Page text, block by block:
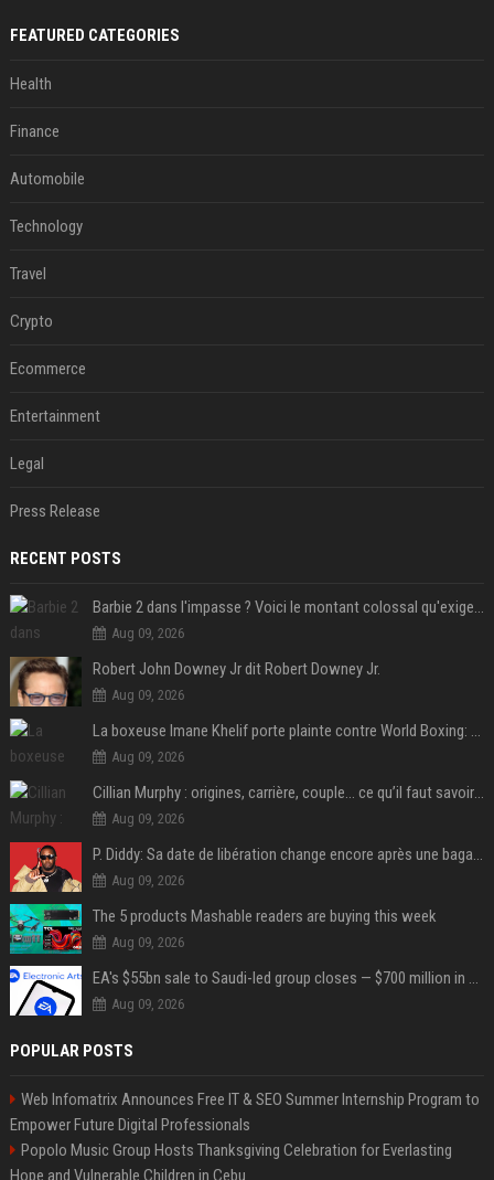
FEATURED CATEGORIES
Health
Finance
Automobile
Technology
Travel
Crypto
Ecommerce
Entertainment
Legal
Press Release
RECENT POSTS
Barbie 2 dans l'impasse ? Voici le montant colossal qu'exigerait Ryan Gosling pour jouer dans la suite
Aug 09, 2026
Robert John Downey Jr dit Robert Downey Jr.
Aug 09, 2026
La boxeuse Imane Khelif porte plainte contre World Boxing: retour sur une affaire qui agite le monde du sport
Aug 09, 2026
Cillian Murphy : origines, carrière, couple… ce qu’il faut savoir sur l’acteur
Aug 09, 2026
P. Diddy: Sa date de libération change encore après une bagarre
Aug 09, 2026
The 5 products Mashable readers are buying this week
Aug 09, 2026
EA's $55bn sale to Saudi-led group closes — $700 million in cuts on the horizon
Aug 09, 2026
POPULAR POSTS
Web Infomatrix Announces Free IT & SEO Summer Internship Program to
Empower Future Digital Professionals
Popolo Music Group Hosts Thanksgiving Celebration for Everlasting
Hope and Vulnerable Children in Cebu